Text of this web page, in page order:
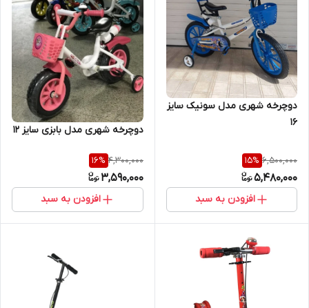
دوچرخه شهری مدل سونیک سایز
16
6,500,000
15%
5,480,000
افزودن به سبد
دوچرخه شهری مدل بابزی سایز 12
4,300,000
16%
3,590,000
افزودن به سبد